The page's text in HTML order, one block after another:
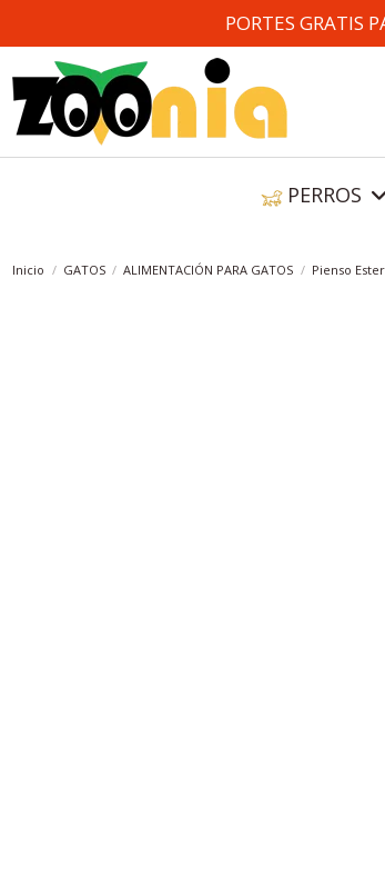
PORTES GRATIS
PERROS
Inicio GATOS ALIMENTACIÓN PARA GATOS Pienso